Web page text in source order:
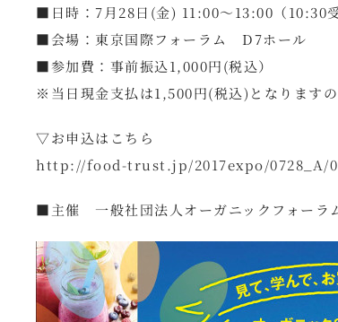
■日時：7月28日(金) 11:00～13:00（10:30受
■会場：東京国際フォーラム D7ホール
■参加費：事前振込1,000円(税込）
※当日現金支払は1,500円(税込)となります
▽お申込はこちら
http://food-trust.jp/2017expo/0728_A/
■主催 一般社団法人オーガニックフォーラ